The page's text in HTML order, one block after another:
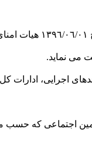
(٤٢) ، (٤٣) یا (٤٤) قانون به